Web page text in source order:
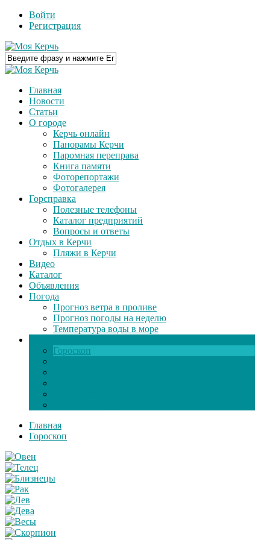
Войти
Регистрация
Главная
Новости
Статьи
О городе
Керчь онлайн
Панорамы Керчи
Паромная переправа
Книга памяти
Фоторепортажи
Фотогалерея
Горсправка
Полезные телефоны
Каталог предприятий
Вопросы и ответы
Отдых в Керчи
Пляжи в Керчи
Видео
Каталог
Объявления
Погода
Прогноз ветра в проливе
Прогноз погоды на неделю
Температура воды в море
Гороскоп
Главная
Гороскоп